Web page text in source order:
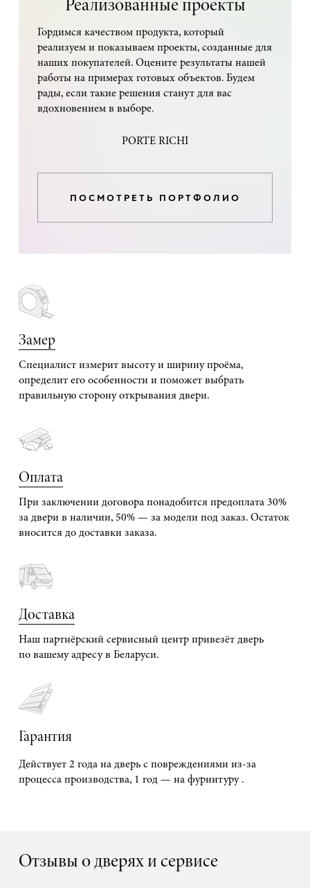
Реализованные проекты
Гордимся качеством продукта, который
реализуем и показываем проекты, созданные для
наших покупателей. Оцените результаты нашей
работы на примерах готовых объектов. Будем
рады, если такие решения станут для вас
вдохновением в выборе.
PORTE RICHI
ПОСМОТРЕТЬ ПОРТФОЛИО
Замер
Специалист измерит высоту и ширину проёма,
определит его особенности и поможет выбрать
правильную сторону открывания двери.
Оплата
При заключении договора понадобится предоплата 30%
за двери в наличии, 50% — за модели под заказ. Остаток
вносится до доставки заказа.
Доставка
Наш партнёрский сервисный центр привезёт дверь
по вашему адресу в Беларуси.
Гарантия
Действует 2 года на дверь с повреждениями из-за
процесса производства, 1 год — на фурнитуру .
Отзывы о дверях и сервисе